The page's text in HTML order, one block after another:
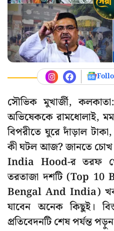
সৌভিক মুখার্জী,
অভিষেককে রামধোলাই,
বিপরীতে ঘুরে দাঁড়াল টাকা,
কী ঘটল আজ? জানতে
India Hood-র তরফ
তরতাজা দশটি (Top
Bengal And India)
যাবেন অনেক কিছুই।
প্রতিবেদনটি শেষ পর্যন্ত